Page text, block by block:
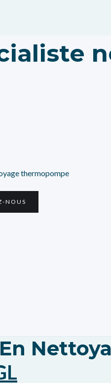
thermopompe
NOUS